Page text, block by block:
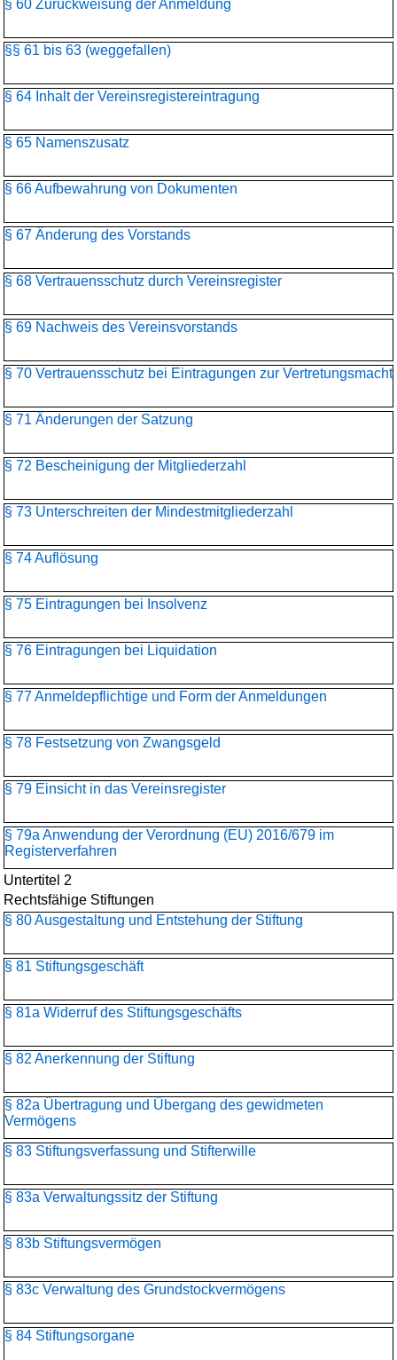
§ 60 Zurückweisung der Anmeldung
§§ 61 bis 63 (weggefallen)
§ 64 Inhalt der Vereinsregistereintragung
§ 65 Namenszusatz
§ 66 Aufbewahrung von Dokumenten
§ 67 Änderung des Vorstands
§ 68 Vertrauensschutz durch Vereinsregister
§ 69 Nachweis des Vereinsvorstands
§ 70 Vertrauensschutz bei Eintragungen zur Vertretungsmacht
§ 71 Änderungen der Satzung
§ 72 Bescheinigung der Mitgliederzahl
§ 73 Unterschreiten der Mindestmitgliederzahl
§ 74 Auflösung
§ 75 Eintragungen bei Insolvenz
§ 76 Eintragungen bei Liquidation
§ 77 Anmeldepflichtige und Form der Anmeldungen
§ 78 Festsetzung von Zwangsgeld
§ 79 Einsicht in das Vereinsregister
§ 79a Anwendung der Verordnung (EU) 2016/679 im
Registerverfahren
Untertitel 2
Rechtsfähige Stiftungen
§ 80 Ausgestaltung und Entstehung der Stiftung
§ 81 Stiftungsgeschäft
§ 81a Widerruf des Stiftungsgeschäfts
§ 82 Anerkennung der Stiftung
§ 82a Übertragung und Übergang des gewidmeten
Vermögens
§ 83 Stiftungsverfassung und Stifterwille
§ 83a Verwaltungssitz der Stiftung
§ 83b Stiftungsvermögen
§ 83c Verwaltung des Grundstockvermögens
§ 84 Stiftungsorgane